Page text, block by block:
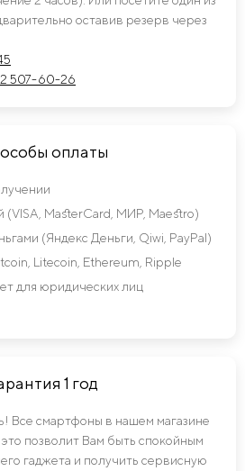
оставив резерв через
507-60-26
оплаты
(VISA, MasterCard, МИР, Maestro)
(Яндекс Деньги, Qiwi, PayPal)
Litecoin, Ethereum, Ripple
для юридических лиц
1 год
Все смартфоны в нашем магазине
позволит Вам быть спокойным
гаджета и получить сервисную